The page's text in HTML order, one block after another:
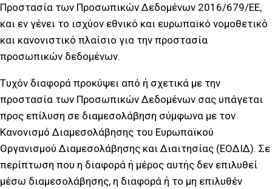
Προστασία των Προσωπικών Δεδομένων 2016/679/ΕΕ,
και εν γένει το ισχύον εθνικό και ευρωπαϊκό νομοθετικό
και κανονιστικό πλαίσιο για την προστασία
προσωπικών δεδομένων.
Tυχόν διαφορά προκύψει από ή σχετικά με την
προστασία των Προσωπικών Δεδομένων σας υπάγεται
προς επίλυση σε διαμεσολάβηση σύμφωνα με τον
Κανονισμό Διαμεσολάβησης του Ευρωπαϊκού
Οργανισμού Διαμεσολάβησης και Διαιτησίας (ΕΟΔΙΔ). Σε
περίπτωση που η διαφορά ή μέρος αυτής δεν επιλυθεί
μέσω διαμεσολάβησης, η διαφορά ή το μη επιλυθέν